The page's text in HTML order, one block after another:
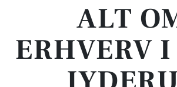
ALT
ERHVERV